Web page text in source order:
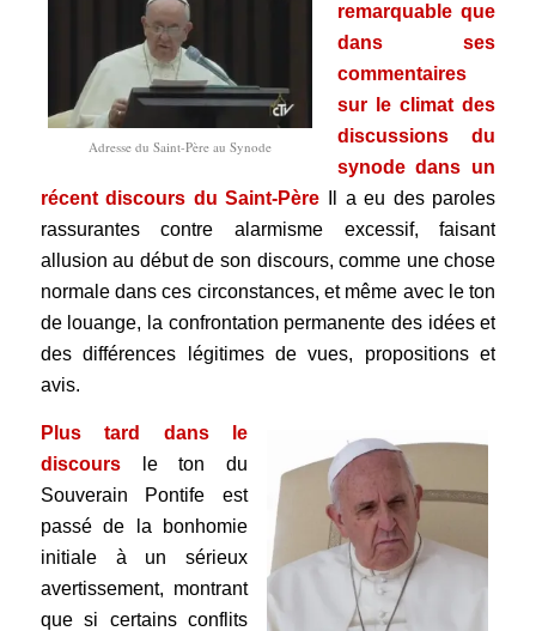
Adresse du Saint-Père au Synode
remarquable que
dans ses
commentaires
sur le climat des
discussions du
synode dans un
récent discours du Saint-Père Il a eu des paroles
rassurantes contre alarmisme excessif, faisant
allusion au début de son discours, comme une chose
normale dans ces circonstances, et même avec le ton
de louange, la confrontation permanente des idées et
des différences légitimes de vues, propositions et
avis.
Plus tard dans le
discoursle ton du
Souverain Pontife est
passé de la bonhomie
initiale à un sérieux
avertissement, montrant
que si certains conflits